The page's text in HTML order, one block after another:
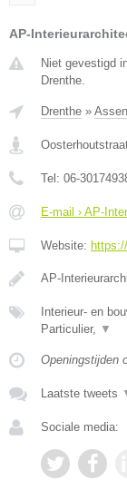
AP-
Niet gevestigd
Drenthe.
Drenthe » Assen
Tel: 06-
E-mail › AP-
Website:
AP-
Interieur- en
Particulier, ▼
Openingstijden
Laatste tweets
Sociale media: